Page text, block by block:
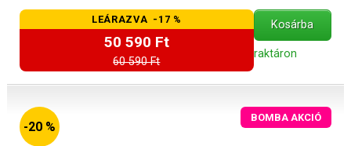
LEÁRAZVA -17 %
50 590 Ft
60 590 Ft
Kosárba
raktáron
-20 %
BOMBA AKCIÓ